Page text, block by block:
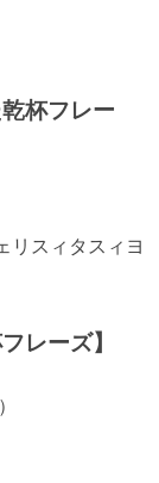
杯フレー
スィタスィヨ
レーズ】